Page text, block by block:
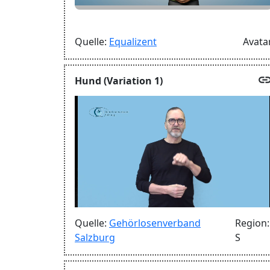
Quelle: Equalizent
Hund (Variation 1)
Quelle: Gehörlosenverband
Salzburg
Region:
S